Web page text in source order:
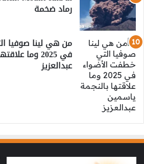
رماد ضخمة
من هي لينا صوفيا
في 2025 وما
عبدالعزيز